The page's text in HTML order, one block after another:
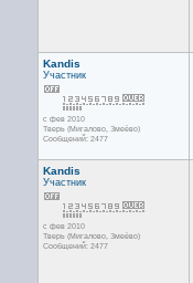
Kandis
Участник
с фев 2010
Тверь (Мигалово, Змеёво)
Сообщений: 2477
Kandis
Участник
с фев 2010
Тверь (Мигалово, Змеёво)
Сообщений: 2477